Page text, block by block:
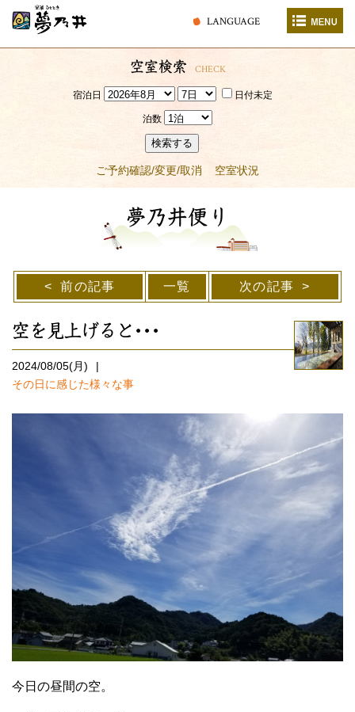
LANGUAGE
空室検索 CHECK
宿泊日 日付未定
泊数
検索する
ご予約確認/変更/取消 空室状況
夢乃井便り
前の記事 一覧 次の記事
空を見上げると･･･
2024/08/05(月)
その日に感じた様々な事
今日の昼間の空。